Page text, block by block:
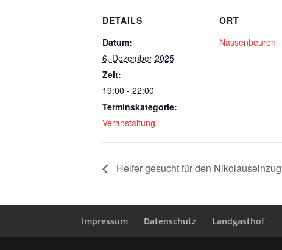
DETAILS
Datum:
6. Dezember 2025
Zeit:
19:00 - 22:00
Terminskategorie:
Veranstaltung
ORT
Nassenbeuren
Helfer gesucht für den Nikolauseinzug
Impressum Datenschutz Landgasthof